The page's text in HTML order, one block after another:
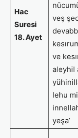
Hac
Suresi
18. Ayet
veş
ve
aleyhil
lehu
yeşa’